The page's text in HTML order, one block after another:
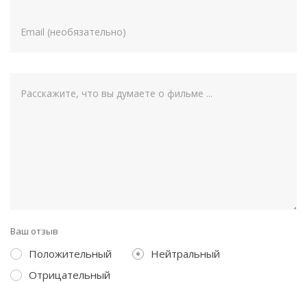
Ваш отзыв
Положительный
Нейтральный
Отрицательный